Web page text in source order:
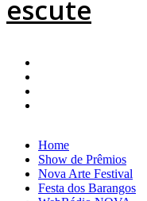
Home
Show de Prêmios
Nova Arte Festival
Festa dos Barangos